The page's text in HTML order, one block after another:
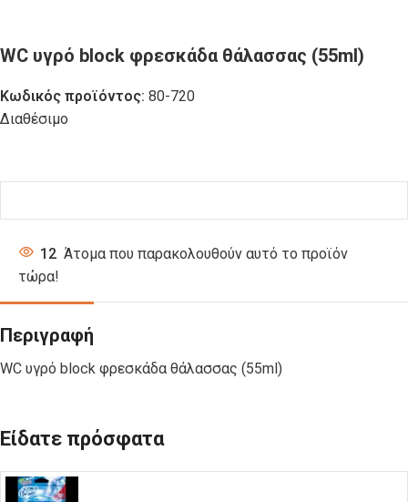
WC υγρό block φρεσκάδα θάλασσας (55ml)
Κωδικός προϊόντος: 80-720
Διαθέσιμο
12 Άτομα που παρακολουθούν αυτό το προϊόν
τώρα!
Περιγραφή
WC υγρό block φρεσκάδα θάλασσας (55ml)
Είδατε πρόσφατα